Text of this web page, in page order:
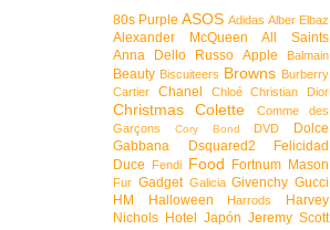
80s Purple ASOS Adidas Alber Elbaz
Alexander McQueen
All Saints
Anna Dello Russo Apple Balmain
Beauty Biscuiteers Browns Burberry
Cartier
Chanel Chloé Christian Dior
Christmas Colette
Comme des
Garçons
Cory Bond DVD
Dolce
Gabbana
Dsquared2
Felicidad
Duce
Fendi Food Fortnum Mason
Fur Gadget Galicia Givenchy Gucci
HM
Halloween Harrods
Harvey
Nichols Hotel Japón Jeremy Scott